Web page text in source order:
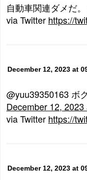
自動車関連ダメだ
via Twitter https://
December 12, 2023 at
@yuu39350163 ボ
December 12,
via Twitter https://
December 12, 2023 at